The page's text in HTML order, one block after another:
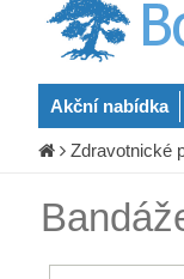
Akční nabídka
Zdravotnické